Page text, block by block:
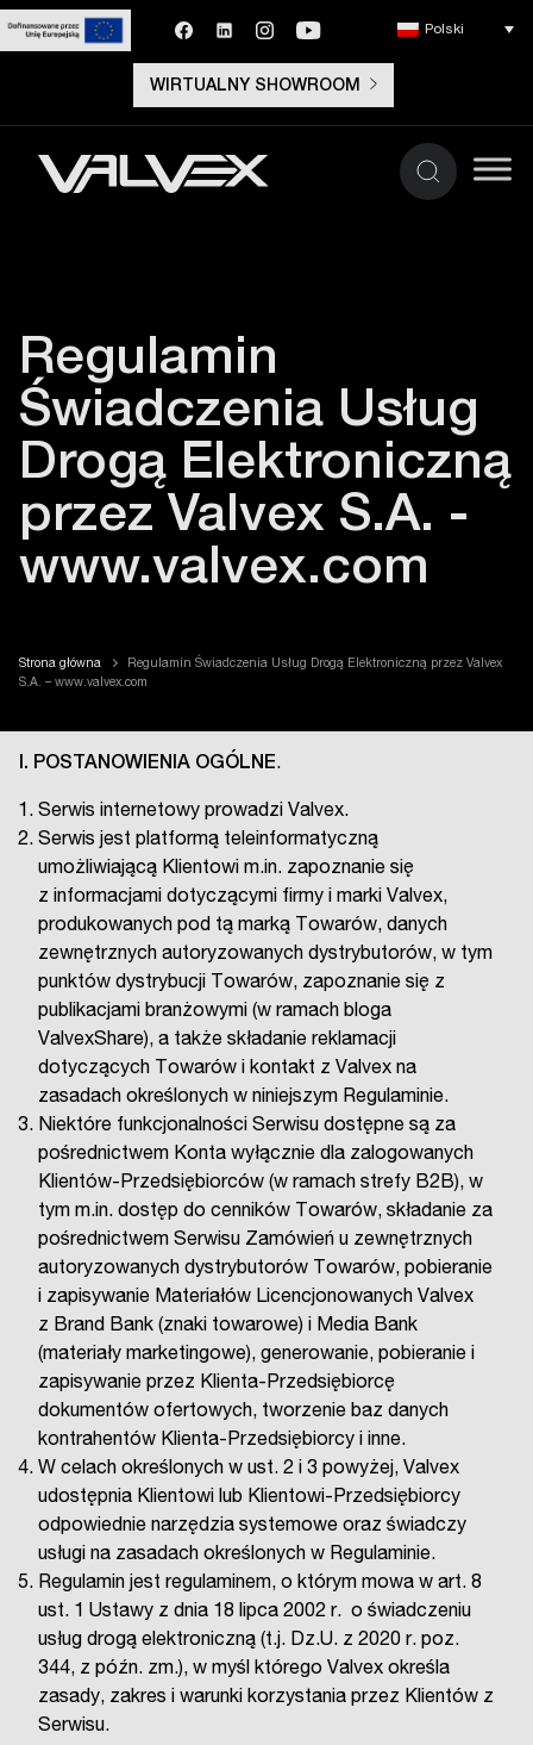
WIRTUALNY SHOWROOM
Polski
Regulamin
Świadczenia Usług
Drogą Elektroniczną
przez Valvex S.A. -
www.valvex.com
Strona główna
Regulamin Świadczenia Usług Drogą Elektroniczną przez Valvex
S.A. – www.valvex.com
I. POSTANOWIENIA OGÓLNE.
Serwis internetowy prowadzi Valvex.
Serwis jest platformą teleinformatyczną
umożliwiającą Klientowi m.in. zapoznanie się
z informacjami dotyczącymi firmy i marki Valvex,
produkowanych pod tą marką Towarów, danych
zewnętrznych autoryzowanych dystrybutorów, w tym
punktów dystrybucji Towarów, zapoznanie się z
publikacjami branżowymi (w ramach bloga
ValvexShare), a także składanie reklamacji
dotyczących Towarów i kontakt z Valvex na
zasadach określonych w niniejszym Regulaminie.
Niektóre funkcjonalności Serwisu dostępne są za
pośrednictwem Konta wyłącznie dla zalogowanych
Klientów-Przedsiębiorców (w ramach strefy B2B), w
tym m.in. dostęp do cenników Towarów, składanie za
pośrednictwem Serwisu Zamówień u zewnętrznych
autoryzowanych dystrybutorów Towarów, pobieranie
i zapisywanie Materiałów Licencjonowanych Valvex
z Brand Bank (znaki towarowe) i Media Bank
(materiały marketingowe), generowanie, pobieranie i
zapisywanie przez Klienta-Przedsiębiorcę
dokumentów ofertowych, tworzenie baz danych
kontrahentów Klienta-Przedsiębiorcy i inne.
W celach określonych w ust. 2 i 3 powyżej, Valvex
udostępnia Klientowi lub Klientowi-Przedsiębiorcy
odpowiednie narzędzia systemowe oraz świadczy
usługi na zasadach określonych w Regulaminie.
Regulamin jest regulaminem, o którym mowa w art. 8
ust. 1 Ustawy z dnia 18 lipca 2002 r. o świadczeniu
usług drogą elektroniczną (t.j. Dz.U. z 2020 r. poz.
344, z późn. zm.), w myśl którego Valvex określa
zasady, zakres i warunki korzystania przez Klientów z
Serwisu.